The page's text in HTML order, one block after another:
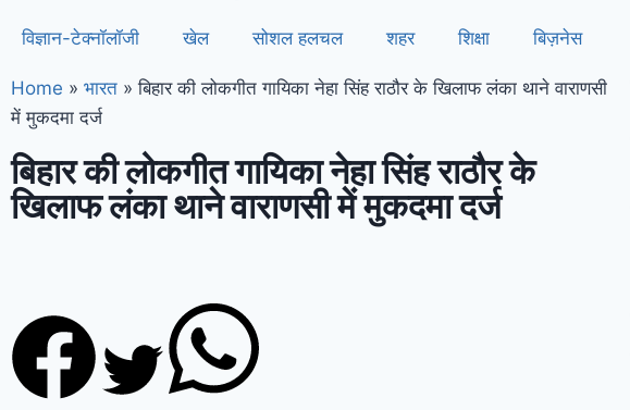
विज्ञान-टेक्नॉलॉजी खेल सोशल हलचल शहर शिक्षा बिज़नेस
Home » भारत » बिहार की लोकगीत गायिका नेहा सिंह राठौर के खिलाफ लंका थाने वाराणसी
में मुकदमा दर्ज
बिहार की लोकगीत गायिका नेहा सिंह राठौर के
खिलाफ लंका थाने वाराणसी में मुकदमा दर्ज